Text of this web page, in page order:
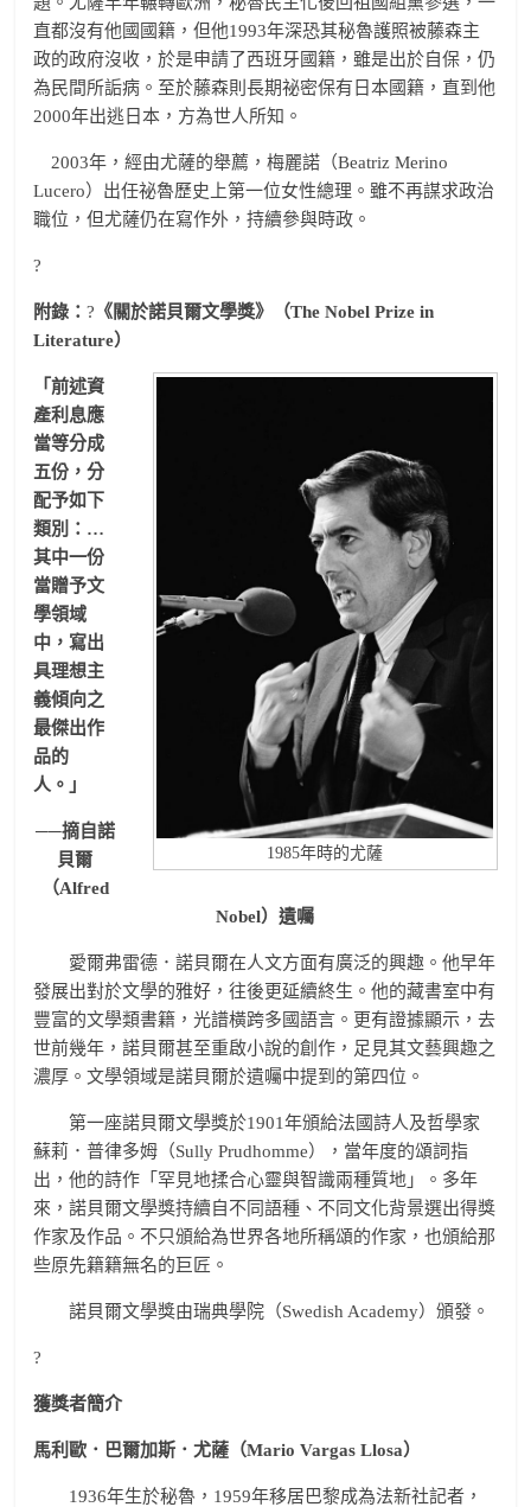
直都沒有他國國籍，但他1993年深恐其秘魯護照被藤森主
政的政府沒收，於是申請了西班牙國籍，雖是出於自保，仍
為民間所詬病。至於藤森則長期祕密保有日本國籍，直到他
2000年出逃日本，方為世人所知。
2003年，經由尤薩的舉薦，梅麗諾（Beatriz Merino
Lucero）出任祕魯歷史上第一位女性總理。雖不再謀求政治
職位，但尤薩仍在寫作外，持續參與時政。
?
附錄：? 《關於諾貝爾文學獎》（The Nobel Prize in
Literature）
1985年時的尤薩
「前述資
產利息應
當等分成
五份，分
配予如下
類別：…
其中一份
當贈予文
學領域
中，寫出
具理想主
義傾向之
最傑出作
品的
人。」
──摘自諾
貝爾
（Alfred
Nobel）遺囑
愛爾弗雷德．諾貝爾在人文方面有廣泛的興趣。他早年
發展出對於文學的雅好，往後更延續終生。他的藏書室中有
豐富的文學類書籍，光譜橫跨多國語言。更有證據顯示，去
世前幾年，諾貝爾甚至重啟小說的創作，足見其文藝興趣之
濃厚。文學領域是諾貝爾於遺囑中提到的第四位。
第一座諾貝爾文學獎於1901年頒給法國詩人及哲學家
蘇莉．普律多姆（Sully Prudhomme），當年度的頌詞指
出，他的詩作「罕見地揉合心靈與智識兩種質地」。多年
來，諾貝爾文學獎持續自不同語種、不同文化背景選出得獎
作家及作品。不只頒給為世界各地所稱頌的作家，也頒給那
些原先籍籍無名的巨匠。
諾貝爾文學獎由瑞典學院（Swedish Academy）頒發。
?
獲獎者簡介
馬利歐．巴爾加斯．尤薩（Mario Vargas Llosa）
1936年生於秘魯，1959年移居巴黎成為法新社記者，